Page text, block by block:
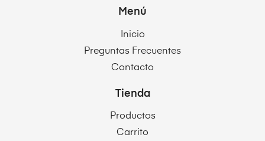
Menú
Inicio
Preguntas Frecuentes
Contacto
Tienda
Productos
Carrito